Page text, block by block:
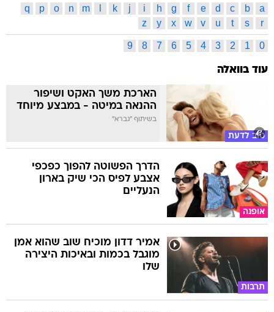
a
b
c
d
e
f
g
h
i
j
k
m
n
o
p
q
r
s
t
u
v
w
x
y
z
0
1
2
3
4
5
6
7
8
9
עוד בוואלה
טוב לדעת
הארכת משך האקט ושיפור
ההנאה במיטה - במבצע מיוחד
בשיתוף "גברא"
אופנה
הדרך הפשוטה להפוך כפכפי
אצבע לפיס הכי שיק בארון
הנעליים
תרבות
אמיר דדון מוכיח שוב שהוא אמן
מוגבל בכמות ובאיכות היצירה
שלו